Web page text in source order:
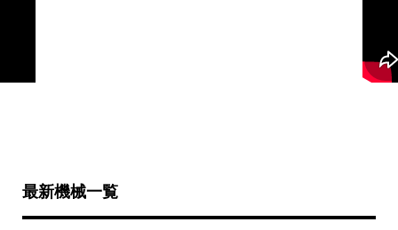
最新機械一覧